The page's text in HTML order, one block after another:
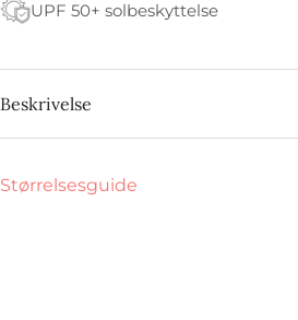
UPF 50+ solbeskyttelse
Beskrivelse
Størrelsesguide